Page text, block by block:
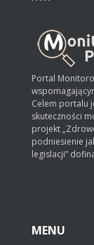
Portal
Celem portalu
skuteczności
projekt
podniesienie
legislacji”
MENU